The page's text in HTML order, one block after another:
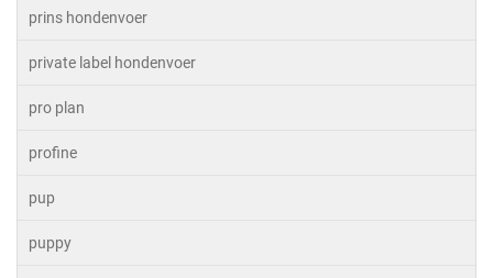
prins hondenvoer
private label hondenvoer
pro plan
profine
pup
puppy